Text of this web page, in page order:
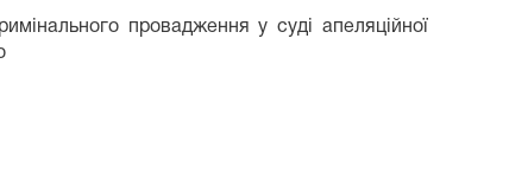
провадження у суді апеляційної